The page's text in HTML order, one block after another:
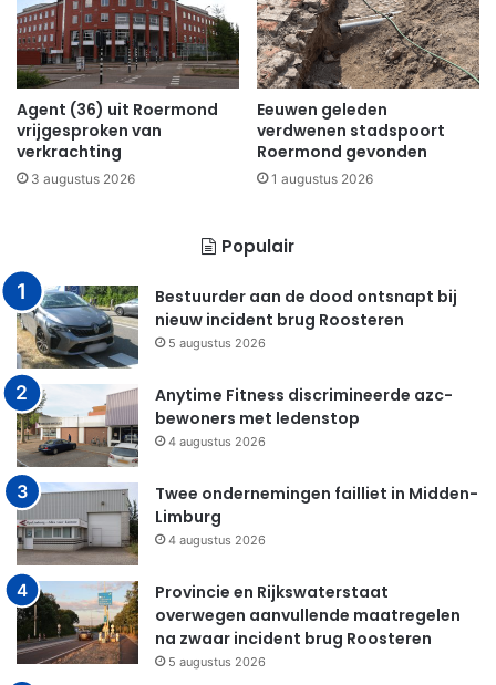
Agent (36) uit Roermond
vrijgesproken van
verkrachting
3 augustus 2026
Eeuwen geleden
verdwenen stadspoort
Roermond gevonden
1 augustus 2026
Populair
Bestuurder aan de dood ontsnapt bij
nieuw incident brug Roosteren
5 augustus 2026
Anytime Fitness discrimineerde azc-
bewoners met ledenstop
4 augustus 2026
Twee ondernemingen failliet in Midden-
Limburg
4 augustus 2026
Provincie en Rijkswaterstaat
overwegen aanvullende maatregelen
na zwaar incident brug Roosteren
5 augustus 2026